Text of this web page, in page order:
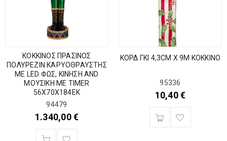
ΚΟΚΚΙΝΟΣ ΠΡΑΣΙΝΟΣ
ΠΟΛΥΡΕΖΙΝ ΚΑΡΥΟΘΡΑΥΣΤΗΣ
ΜΕ LED ΦΩΣ, ΚΙΝΗΣΗ AND
ΜΟΥΣΙΚΗ ΜΕ TIMER
56Χ70Χ184ΕΚ
94479
1.340,00€
ΚΟΡΔ ΓΚΙ 4,3CM X 9M ΚΟΚΚΙΝΟ
95336
10,40€